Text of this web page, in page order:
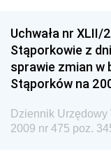
Dziennik
Społecznej
Dziennik
Granicznej
Dziennik
Drogowego
Uchwała nr XLII/
Stąporkowie z
sprawie zmian w
Stąporków na
Dziennik
2009 nr 475 poz.